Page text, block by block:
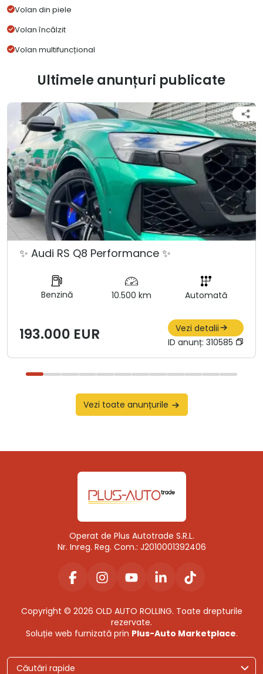
Volan din piele
Volan încălzit
Volan multifuncțional
Ultimele anunțuri publicate
✨ Audi RS Q8 Performance ✨
Benzină 10.500 km Automată
193.000 EUR
Vezi detalii
ID anunț: 310585
Vezi toate anunțurile
Operat de Plus Autotrade S.R.L.
Nr. Inreg. Reg. Com.: J2010001392406
Copyright © 2026 OLD AUTO ROLLING. Toate drepturile
rezervate.
Soluție web furnizată prin Plus-Auto Marketplace.
Căutări rapide